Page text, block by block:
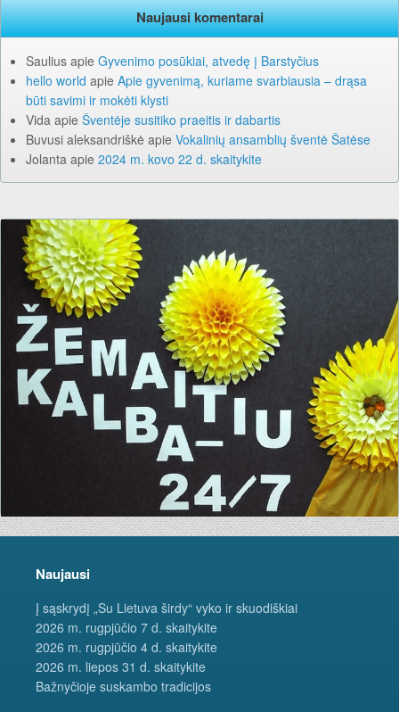
Naujausi komentarai
Saulius apie Gyvenimo posūkiai, atvedę į Barstyčius
hello world apie Apie gyvenimą, kuriame svarbiausia – drąsa
būti savimi ir mokėti klysti
Vida apie Šventėje susitiko praeitis ir dabartis
Buvusi aleksandriškė apie Vokalinių ansamblių šventė Šatėse
Jolanta apie 2024 m. kovo 22 d. skaitykite
Naujausi
Į sąskrydį „Su Lietuva širdy“ vyko ir skuodiškiai
2026 m. rugpjūčio 7 d. skaitykite
2026 m. rugpjūčio 4 d. skaitykite
2026 m. liepos 31 d. skaitykite
Bažnyčioje suskambo tradicijos